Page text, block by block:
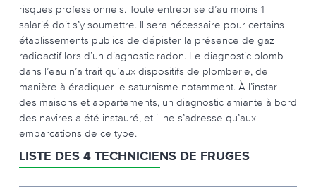
risques professionnels. Toute entreprise d’au moins 1
salarié doit s’y soumettre. Il sera nécessaire pour certains
établissements publics de dépister la présence de gaz
radioactif lors d’un diagnostic radon. Le diagnostic plomb
dans l’eau n’a trait qu’aux dispositifs de plomberie, de
manière à éradiquer le saturnisme notamment. À l’instar
des maisons et appartements, un diagnostic amiante à bord
des navires a été instauré, et il ne s’adresse qu’aux
embarcations de ce type.
LISTE DES 4 TECHNICIENS DE FRUGES